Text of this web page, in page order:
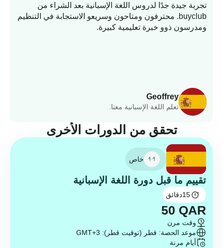
Geoffrey
تعلم اللغة الإسبانية معنا.
تجربة جيدة جدًا لدروس اللغة الإسبانية بعد الشراء من
buyclub. محترفون ومتاحون وسريعو الاستجابة في التنظيم
ومدرسون ذوو خبرة تعليمية كبيرة.
تحقق من الدورات الأخرى
خاص
تقييم ما قبل دورة اللغة الإسبانية
15دقائق
50 QAR
وقت مرن
موعد الحصة: قطر (توقيت قطر): GMT+3
أيام مرنة